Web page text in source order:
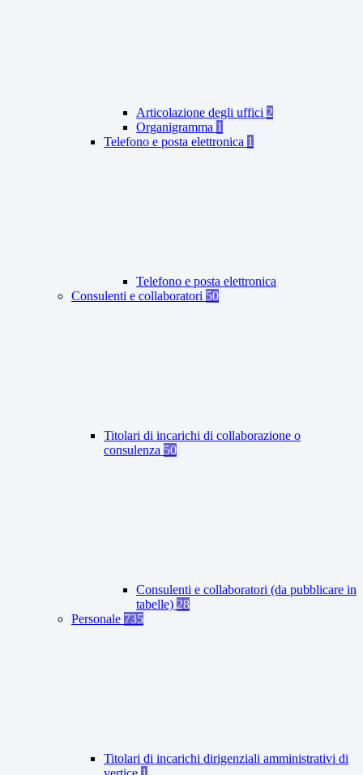
Articolazione degli uffici 2
Organigramma 1
Telefono e posta elettronica 1
Telefono e posta elettronica
Consulenti e collaboratori 50
Titolari di incarichi di collaborazione o
consulenza 50
Consulenti e collaboratori (da pubblicare in
tabelle) 28
Personale 735
Titolari di incarichi dirigenziali amministrativi di